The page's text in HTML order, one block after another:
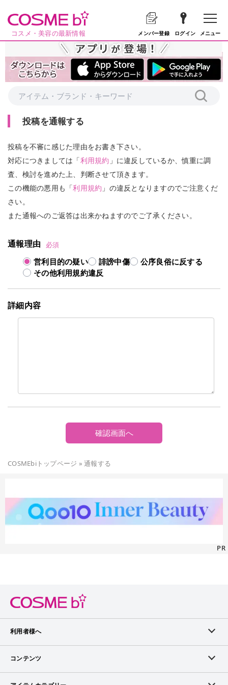
コスメ・美容の最新情報 メンバー登録 ログイン メニュー
投稿を通報する
投稿を不審に感じた理由をお書き下さい。
対応につきましては「利用規約 」に違反しているか、慎重に調
査、検討を進めた上、判断させて頂きます。
この機能の悪用も「利用規約 」の違反となりますのでご注意くだ
さい。
また通報へのご返答は出来かねますのでご了承ください。
通報理由 必須
営利目的の疑い 誹謗中傷
公序良俗に反する
その他利用規約違反
詳細内容
確認画面へ
COSMEbiトップページ »通報する
PR
利用者様へ
メンバーログイン
コンテンツ
ランキング